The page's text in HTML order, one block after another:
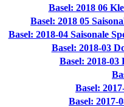
Basel: 2018 06
Basel: 2018 05
Basel: 2018-04 Saisonale
Basel: 2018-03
Basel: 2018-
Basel:
Basel: 2017-